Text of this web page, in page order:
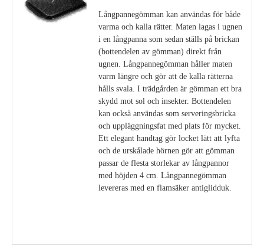
Långpannegömman kan användas för både
varma och kalla rätter. Maten lagas i ugnen
i en långpanna som sedan ställs på brickan
(bottendelen av gömman) direkt från
ugnen. Långpannegömman håller maten
varm längre och gör att de kalla rätterna
hålls svala. I trädgården är gömman ett bra
skydd mot sol och insekter. Bottendelen
kan också användas som serveringsbricka
och uppläggningsfat med plats för mycket.
Ett elegant handtag gör locket lätt att lyfta
och de urskålade hörnen gör att gömman
passar de flesta storlekar av långpannor
med höjden 4 cm. Långpannegömman
levereras med en flamsäker antiglidduk.